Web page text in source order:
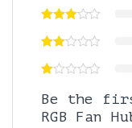
Be the
RGB Fan